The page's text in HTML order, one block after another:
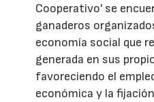
Cooperativo' se
ganaderos
economía social que
generada en sus
favoreciendo el
económica y la